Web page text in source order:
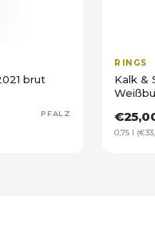
brut
PFALZ
RINGS
Kalk &
0,75 l